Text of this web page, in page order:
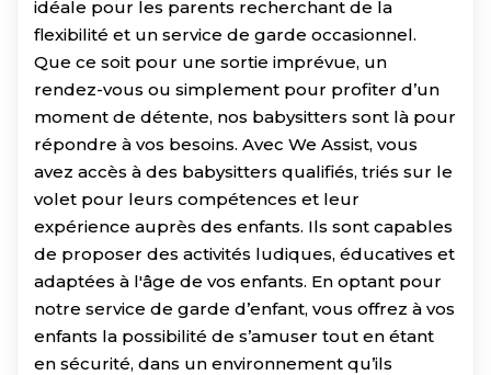
idéale pour les parents recherchant de la
flexibilité et un service de garde occasionnel.
Que ce soit pour une sortie imprévue, un
rendez-vous ou simplement pour profiter d’un
moment de détente, nos babysitters sont là pour
répondre à vos besoins. Avec We Assist, vous
avez accès à des babysitters qualifiés, triés sur le
volet pour leurs compétences et leur
expérience auprès des enfants. Ils sont capables
de proposer des activités ludiques, éducatives et
adaptées à l'âge de vos enfants. En optant pour
notre service de garde d’enfant, vous offrez à vos
enfants la possibilité de s’amuser tout en étant
en sécurité, dans un environnement qu’ils